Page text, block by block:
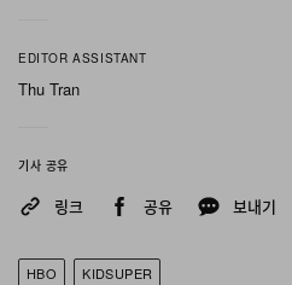
토어를 통해 예약 주문할 수 있다.
EDITOR ASSISTANT
Thu Tran
기사 공유
링크 공유 보내기
HBO
KIDSUPER